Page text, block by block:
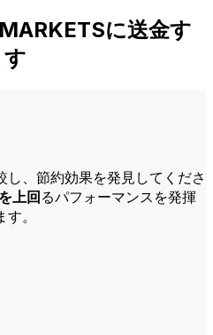
に送金す
、節約効果を発見してくださ
上回るパフォーマンスを発揮
。